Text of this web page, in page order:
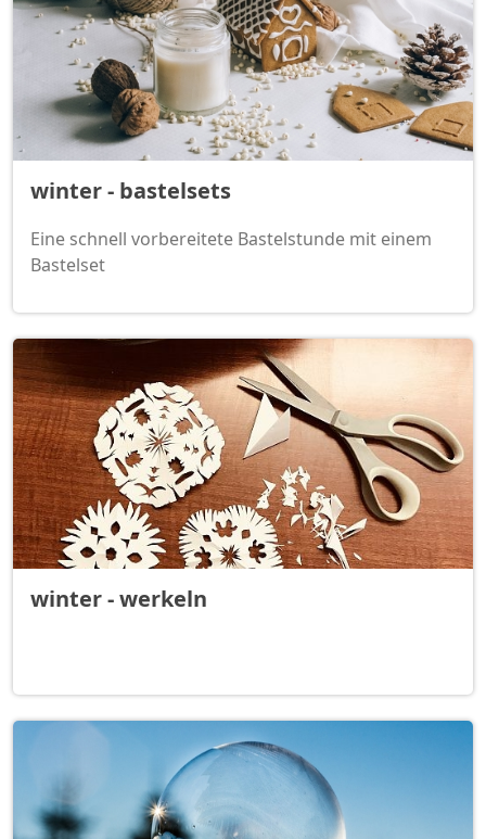
winter - bastelsets
Eine schnell vorbereitete Bastelstunde mit einem
Bastelset
winter - werkeln